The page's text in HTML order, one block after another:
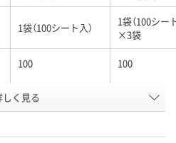
1袋（100シート入）
1袋（100シー
×3袋
100 100
12面
（86.4×42.3mm）
（
しく見る